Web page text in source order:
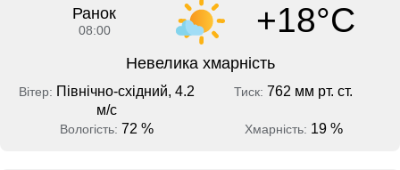
Ранок
08:00 +18°C
Невелика хмарність
Вітер: Північно-східний, 4.2
м/с
Тиск: 762 мм рт. ст.
Вологість: 72 % Хмарність: 19 %